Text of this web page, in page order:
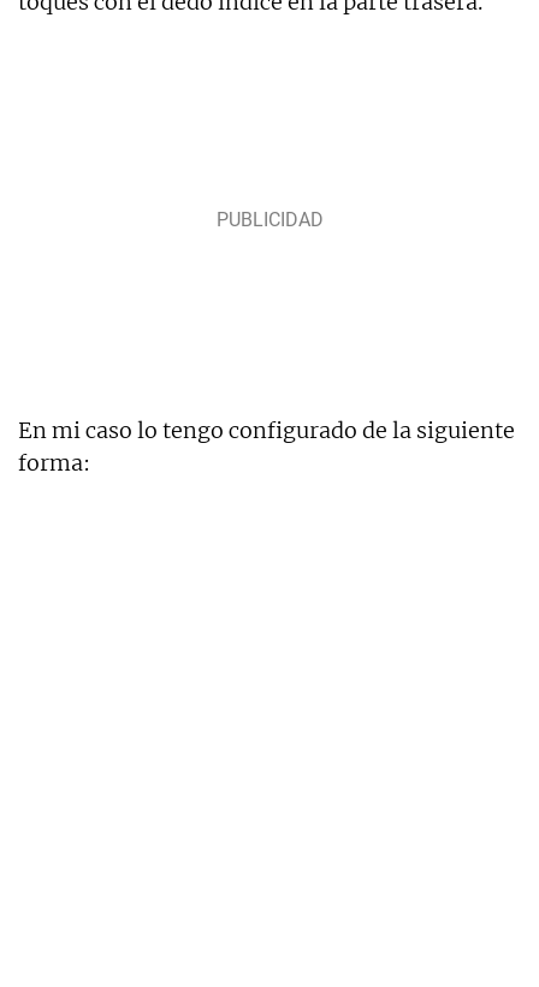
En mi caso lo tengo configurado de la siguiente
forma: